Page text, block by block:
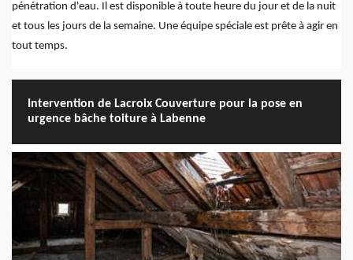
pénétration d'eau. Il est disponible à toute heure du jour et de la nuit
et tous les jours de la semaine. Une équipe spéciale est prête à agir en
tout temps.
Intervention de Lacroix Couverture pour la pose en
urgence bâche toiture à Labenne